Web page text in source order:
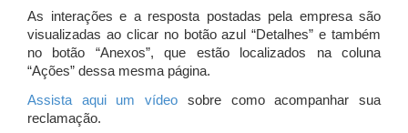
As interações e a resposta postadas pela empresa são
visualizadas ao clicar no botão azul “Detalhes” e também
no botão “Anexos”, que estão localizados na coluna
“Ações” dessa mesma página.
Assista aqui um vídeo sobre como acompanhar sua
reclamação.